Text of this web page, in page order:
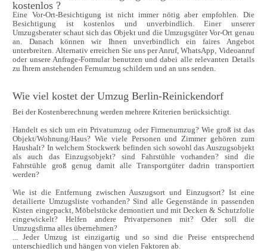
kostenlos ?
Eine Vor-Ort-Besichtigung ist nicht immer nötig aber empfohlen. Die
Besichtigung ist kostenlos und unverbindlich. Einer unserer
Umzugsberater schaut sich das Objekt und die Umzugsgüter Vor-Ort genau
an. Danach können wir Ihnen unverbindlich ein faires Angebot
unterbreiten. Alternativ erreichen Sie uns per Anruf, WhatsApp, Videoanruf
oder unsere Anfrage-Formular benutzen und dabei alle relevanten Details
zu Ihrem anstehenden Fernumzug schildern und an uns senden.
Wie viel kostet der Umzug Berlin-Reinickendorf
Bei der Kostenberechnung werden mehrere Kriterien berücksichtigt.
Handelt es sich um ein Privatumzug oder Firmenumzug? Wie groß ist das
Objekt/Wohnung/Haus? Wie viele Personen und Zimmer gehören zum
Haushalt? In welchem Stockwerk befinden sich sowohl das Auszugsobjekt
als auch das Einzugsobjekt? sind Fahrstühle vorhanden? sind die
Fahrstühle groß genug damit alle Transportgüter dadrin transportiert
werden?
Wie ist die Entfernung zwischen Auszugsort und Einzugsort? Ist eine
detailierte Umzugsliste vorhanden? Sind alle Gegenstände in passenden
Kisten eingepackt, Möbelstücke demontiert und mit Decken & Schutzfolie
eingewickelt? Helfen andere Privatpersonen mit? Oder soll die
Umzugsfirma alles übernehmen?
... Jeder Umzug ist einzigartig und so sind die Preise entsprechend
unterschiedlich und hängen von vielen Faktoren ab.